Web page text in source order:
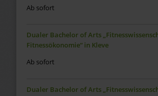
Ab sofort
Dualer Bachelor of Arts
Fitnessökonomie“ in Kleve
Ab sofort
Dualer Bachelor of Arts